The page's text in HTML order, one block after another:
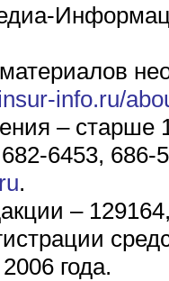
info.ru/
– старше
6453, 686-
.
–
года.